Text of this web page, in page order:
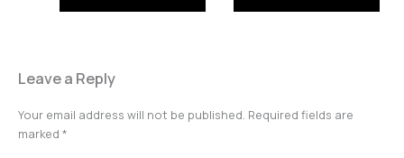
Leave a Reply
Your email address will not be published. Required fields are
marked *